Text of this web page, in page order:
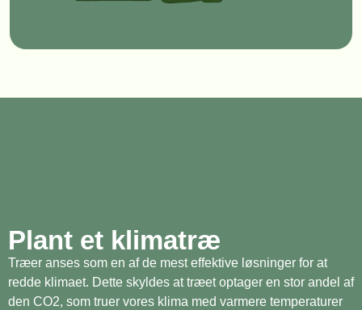
Plant et klimatræ
Træer anses som en af de mest effektive løsninger for at
redde klimaet. Dette skyldes at træet optager en stor andel af
den CO2, som truer vores klima med varmere temperaturer